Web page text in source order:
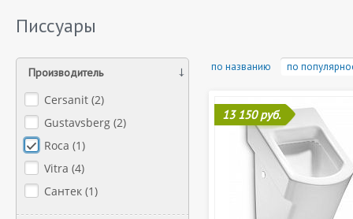
Писсуары
Производитель
Cersanit (2)
Gustavsberg (2)
Roca (1)
Vitra (4)
Сантек (1)
по названию по
13 150 руб.